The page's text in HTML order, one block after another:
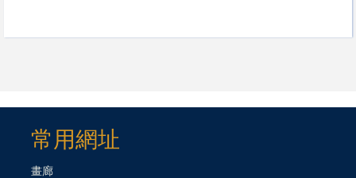
常用網址
畫廊